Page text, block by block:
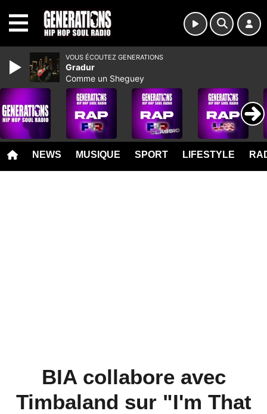
NEWS MUSIQUE SPORT LIFESTYLE
BIA collabore avec
Timbaland sur "I'm That
VOUS ÉCOUTEZ GENERATIONS
Gradur
Comme un Sheguey